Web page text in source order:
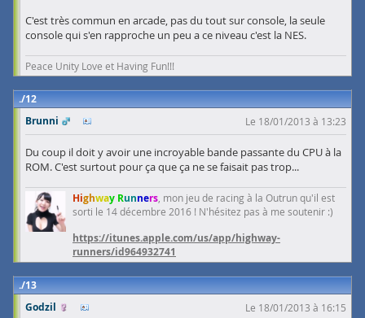
C'est très commun en arcade, pas du tout sur console, la seule
console qui s'en rapproche un peu a ce niveau c'est la NES.
Peace Unity Love et Having Fun!!!
12
Brunni
Le 18/01/2013 à 13:23
Du coup il doit y avoir une incroyable bande passante du CPU à la
ROM. C'est surtout pour ça que ça ne se faisait pas trop...
Highway Runners, mon jeu de racing à la Outrun qu'il est
sorti le 14 décembre 2016 ! N'hésitez pas à me soutenir :)
https://itunes.apple.com/us/app/highway-
runners/id964932741
13
Godzil
Le 18/01/2013 à 16:15